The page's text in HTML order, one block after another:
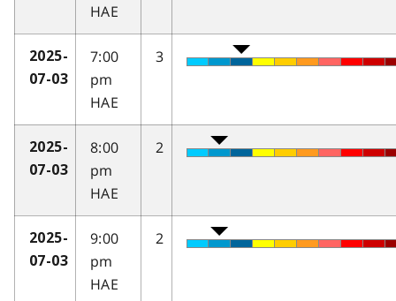
HAE
2025-
07-03
7:00
pm
HAE
3
2025-
07-03
8:00
pm
HAE
2
2025-
07-03
9:00
pm
HAE
2